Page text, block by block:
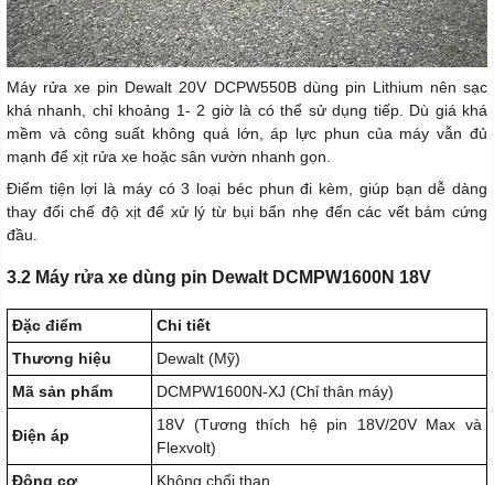
Máy rửa xe pin Dewalt 20V DCPW550B dùng pin Lithium nên sạc
khá nhanh, chỉ khoảng 1- 2 giờ là có thể sử dụng tiếp. Dù giá khá
mềm và công suất không quá lớn, áp lực phun của máy vẫn đủ
mạnh để xịt rửa xe hoặc sân vườn nhanh gọn.
Điểm tiện lợi là máy có 3 loại béc phun đi kèm, giúp bạn dễ dàng
thay đổi chế độ xịt để xử lý từ bụi bẩn nhẹ đến các vết bám cứng
đầu.
3.2 Máy rửa xe dùng pin Dewalt DCMPW1600N 18V
Đặc điểm
Chi tiết
Thương hiệu
Dewalt (Mỹ)
Mã sản phẩm
DCMPW1600N-XJ (Chỉ thân máy)
Điện áp
18V (Tương thích hệ pin 18V/20V Max và
Flexvolt)
Động cơ
Không chổi than